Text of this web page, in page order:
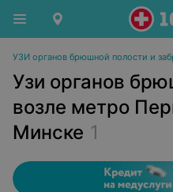
УЗИ органов брюшной полости и
Узи органов
возле метро
Минске 1